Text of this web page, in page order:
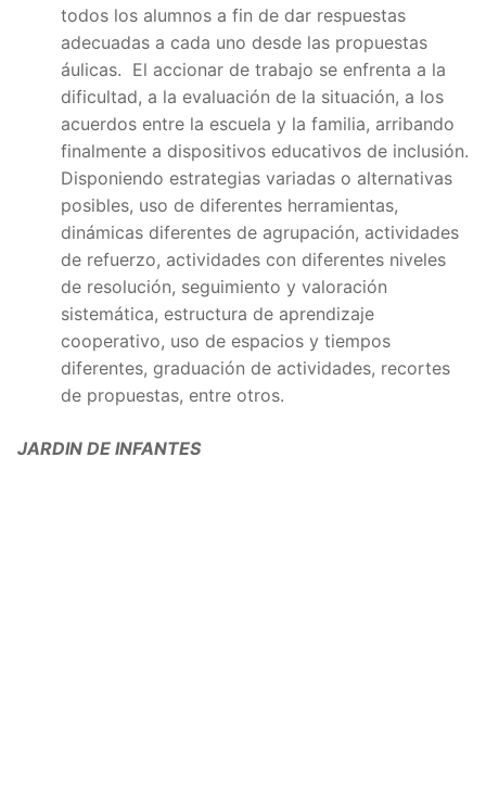
todos los alumnos a fin de dar respuestas
adecuadas a cada uno desde las propuestas
áulicas. El accionar de trabajo se enfrenta a la
dificultad, a la evaluación de la situación, a los
acuerdos entre la escuela y la familia, arribando
finalmente a dispositivos educativos de inclusión.
Disponiendo estrategias variadas o alternativas
posibles, uso de diferentes herramientas,
dinámicas diferentes de agrupación, actividades
de refuerzo, actividades con diferentes niveles
de resolución, seguimiento y valoración
sistemática, estructura de aprendizaje
cooperativo, uso de espacios y tiempos
diferentes, graduación de actividades, recortes
de propuestas, entre otros.
JARDIN DE INFANTES